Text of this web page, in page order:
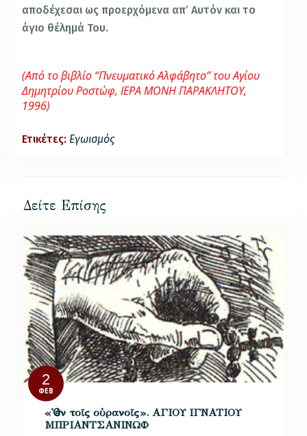
αποδέχεσαι ως προερχόμενα απ’ Αυτόν και το
άγιο θέλημά Του.
(Από το βιβλίο “Πνευματικό Αλφάβητο” του Αγίου
Δημητρίου Ροστώφ, ΙΕΡΑ ΜΟΝΗ ΠΑΡΑΚΛΗΤΟΥ,
1996)
Ετικέτες: Εγωισμός
Δείτε Επίσης
2
ΦΕΒ
«Ὁ ἐν τοῖς οὐρανοῖς». ΑΓΙΟΥ ΙΓΝΑΤΙΟΥ
ΜΠΡΙΑΝΤΣΑΝΙΝΩΦ